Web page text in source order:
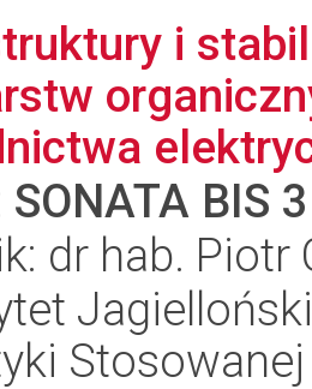
i
SONATA BIS 3
dr hab. Piotr
Stosowanej